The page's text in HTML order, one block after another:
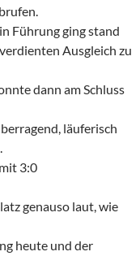
Führung ging stand
Ausgleich zu
dann am Schluss
läuferisch
3:0
genauso laut, wie
heute und der